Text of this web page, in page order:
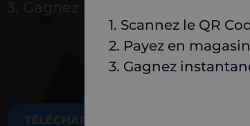
TÉLÉCHARGEZ MAINTENANT
1. Scannez le QR
2. Payez en
3. Gagnez